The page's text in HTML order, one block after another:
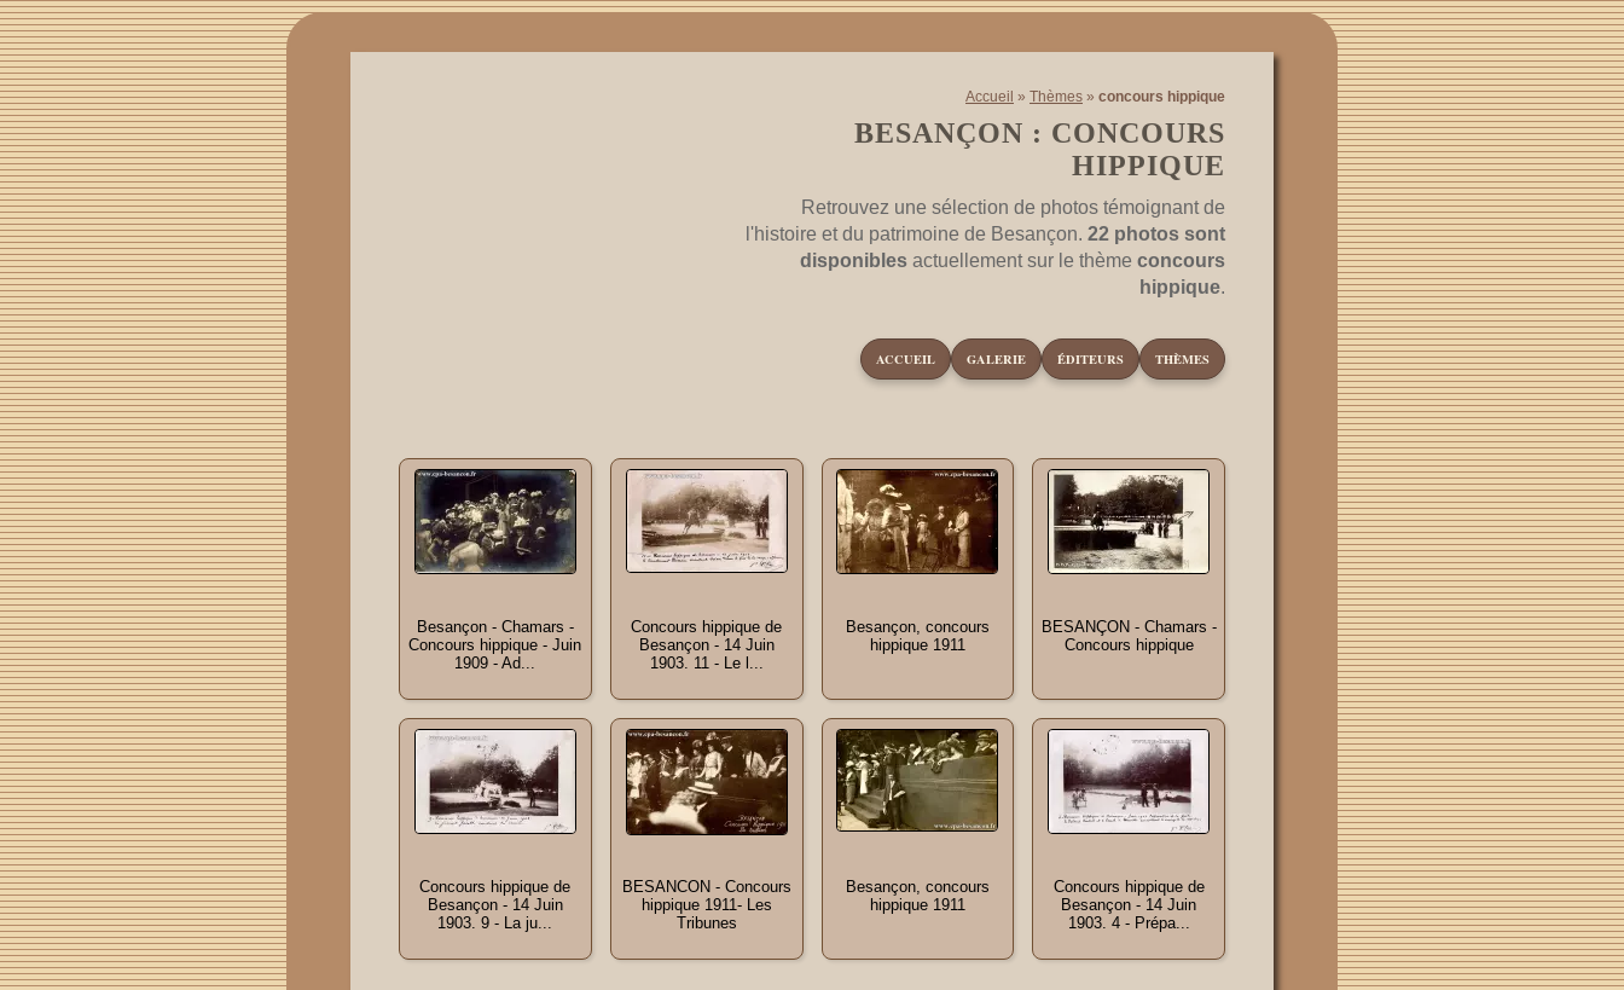
Accueil » Thèmes » concours hippique
BESANÇON : CONCOURS
HIPPIQUE
Retrouvez une sélection de photos témoignant de
l'histoire et du patrimoine de Besançon. 22 photos sont
disponibles actuellement sur le thème concours
hippique.
ACCUEIL GALERIE ÉDITEURS THÈMES
Besançon - Chamars -
Concours hippique - Juin
1909 - Ad...
Concours hippique de
Besançon - 14 Juin
1903. 11 - Le l...
Besançon, concours
hippique 1911
BESANÇON - Chamars -
Concours hippique
Concours hippique de
Besançon - 14 Juin
1903. 9 - La ju...
BESANCON - Concours
hippique 1911- Les
Tribunes
Besançon, concours
hippique 1911
Concours hippique de
Besançon - 14 Juin
1903. 4 - Prépa...